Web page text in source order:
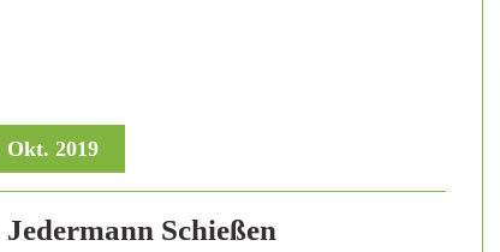
Okt. 2019
Schießen